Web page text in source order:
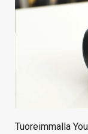
Tuoreimmalla